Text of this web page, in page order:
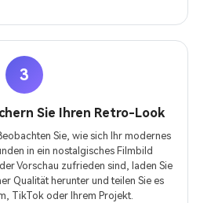
3
Sie Ihren Retro-Look
Sie, wie sich Ihr modernes
in ein nostalgisches Filmbild
Vorschau zufrieden sind, laden Sie
Qualität herunter und teilen Sie es
TikTok oder Ihrem Projekt.